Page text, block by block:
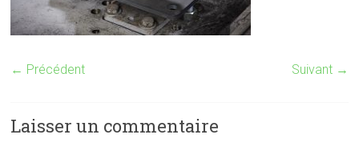
← Précédent Suivant →
Laisser un commentaire